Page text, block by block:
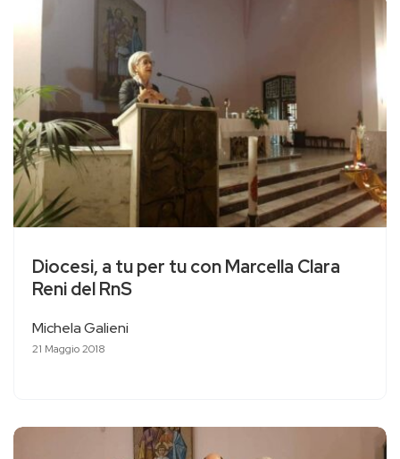
Diocesi, a tu per tu con Marcella Clara
Reni del RnS
Michela Galieni
21 Maggio 2018